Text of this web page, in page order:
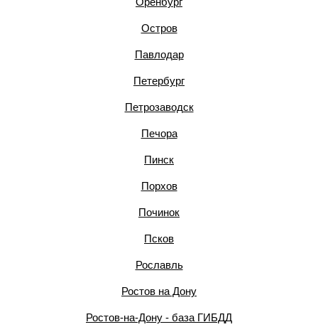
Остров
Павлодар
Петербург
Петрозаводск
Печора
Пинск
Порхов
Починок
Псков
Рославль
Ростов на Дону
Ростов-на-Дону - база ГИБДД